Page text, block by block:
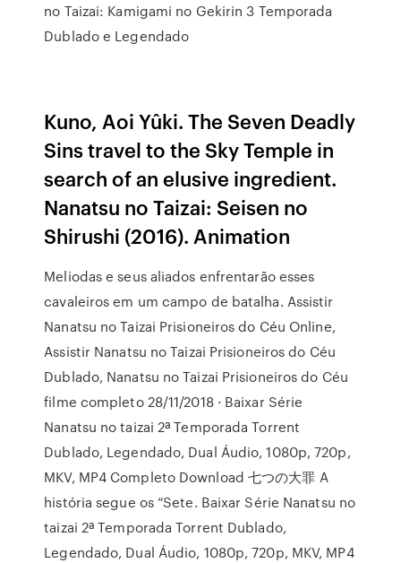
no Taizai: Kamigami no Gekirin 3 Temporada
Dublado e Legendado
Kuno, Aoi Yûki. The Seven Deadly
Sins travel to the Sky Temple in
search of an elusive ingredient.
Nanatsu no Taizai: Seisen no
Shirushi (2016). Animation
Meliodas e seus aliados enfrentarão esses
cavaleiros em um campo de batalha. Assistir
Nanatsu no Taizai Prisioneiros do Céu Online,
Assistir Nanatsu no Taizai Prisioneiros do Céu
Dublado, Nanatsu no Taizai Prisioneiros do Céu
filme completo 28/11/2018 · Baixar Série
Nanatsu no taizai 2ª Temporada Torrent
Dublado, Legendado, Dual Áudio, 1080p, 720p,
MKV, MP4 Completo Download 七つの大罪 A
história segue os “Sete. Baixar Série Nanatsu no
taizai 2ª Temporada Torrent Dublado,
Legendado, Dual Áudio, 1080p, 720p, MKV, MP4